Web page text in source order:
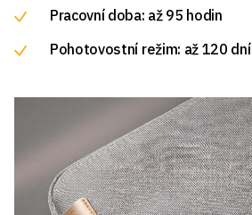
Pracovní doba: až 95 hodin
Pohotovostní režim: až 120 dní